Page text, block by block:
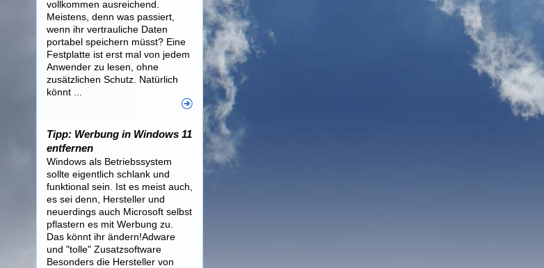
vollkommen ausreichend.
Meistens, denn was passiert,
wenn ihr vertrauliche Daten
portabel speichern müsst? Eine
Festplatte ist erst mal von jedem
Anwender zu lesen, ohne
zusätzlichen Schutz. Natürlich
könnt ...
Tipp: Werbung in Windows 11
entfernen
Windows als Betriebssystem
sollte eigentlich schlank und
funktional sein. Ist es meist auch,
es sei denn, Hersteller und
neuerdings auch Microsoft selbst
pflastern es mit Werbung zu.
Das könnt ihr ändern!Adware
und "tolle" Zusatzsoftware
Besonders die Hersteller von